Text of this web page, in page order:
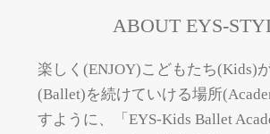
ABOUT EYS-
楽しく(ENJOY)こどもたち(Kids)
(Ballet)を続けていける場所
すように、「EYS-Kids Ballet